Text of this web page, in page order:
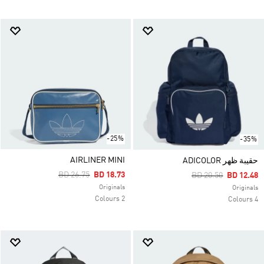
-35%
حقيبة ظهر ADICOLOR
Price Reduced
BD 20.50ToBD 12.48
Originals
4 Colours
-25%
AIRLINER MINI
Price Reduced From
BD 26.75ToBD 18.73
Originals
2 Colours